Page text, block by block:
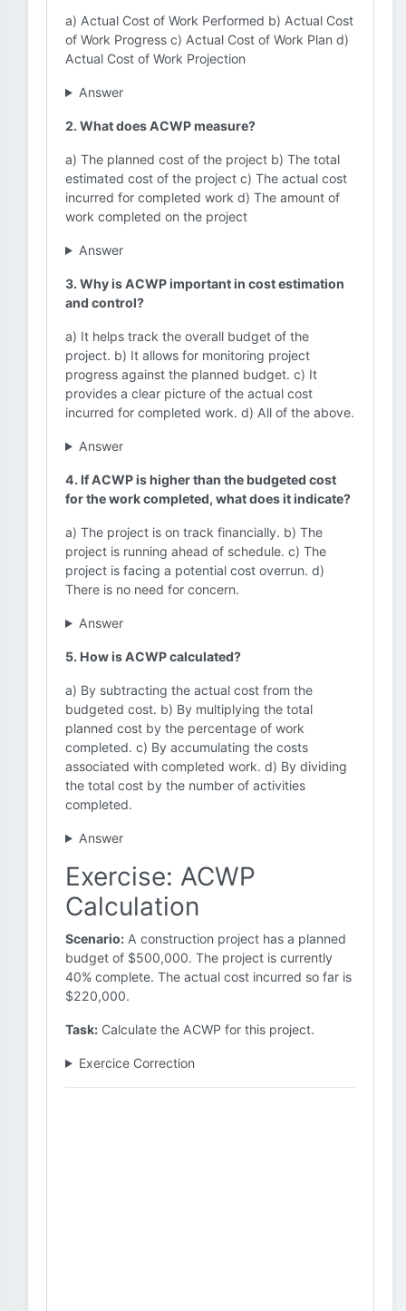
a) Actual Cost of Work Performed b) Actual Cost
of Work Progress c) Actual Cost of Work Plan d)
Actual Cost of Work Projection
Answer
2. What does ACWP measure?
a) The planned cost of the project b) The total
estimated cost of the project c) The actual cost
incurred for completed work d) The amount of
work completed on the project
Answer
3. Why is ACWP important in cost estimation
and control?
a) It helps track the overall budget of the
project. b) It allows for monitoring project
progress against the planned budget. c) It
provides a clear picture of the actual cost
incurred for completed work. d) All of the above.
Answer
4. If ACWP is higher than the budgeted cost
for the work completed, what does it indicate?
a) The project is on track financially. b) The
project is running ahead of schedule. c) The
project is facing a potential cost overrun. d)
There is no need for concern.
Answer
5. How is ACWP calculated?
a) By subtracting the actual cost from the
budgeted cost. b) By multiplying the total
planned cost by the percentage of work
completed. c) By accumulating the costs
associated with completed work. d) By dividing
the total cost by the number of activities
completed.
Answer
Exercise: ACWP
Calculation
Scenario: A construction project has a planned
budget of $500,000. The project is currently
40% complete. The actual cost incurred so far is
$220,000.
Task: Calculate the ACWP for this project.
Exercice Correction